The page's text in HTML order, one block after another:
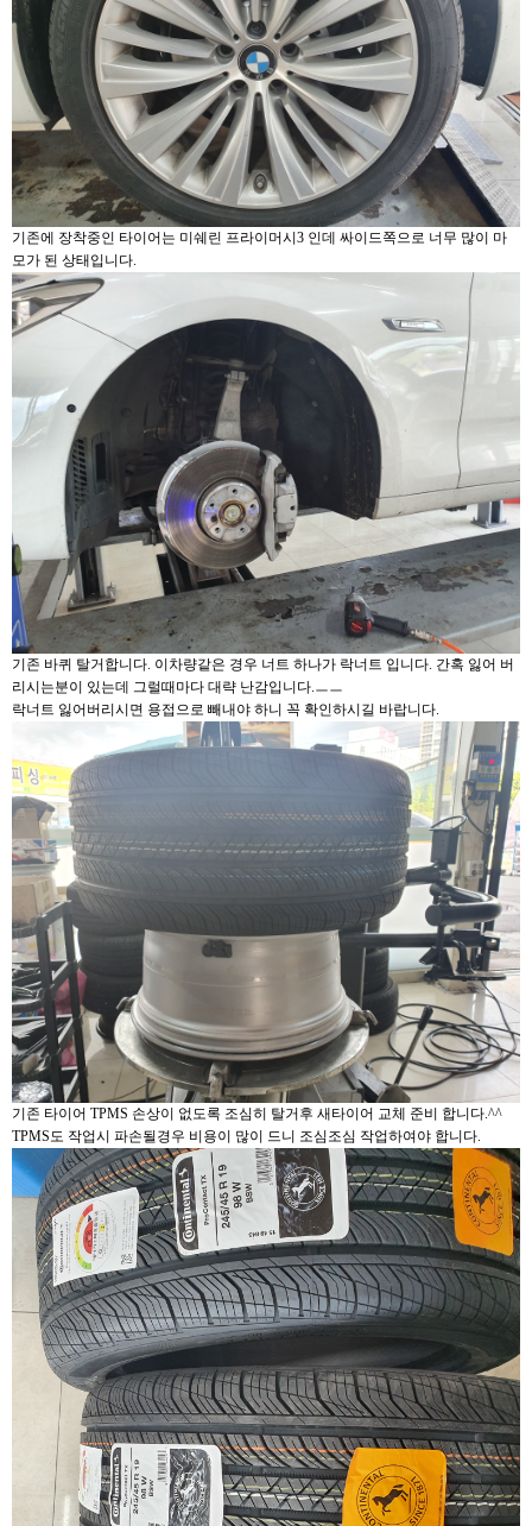
기존에 장착중인 타이어는 미쉐린 프라이머시3 인데 싸이드쪽으로 너무 많이 마
모가 된 상태입니다.
기존 바퀴 탈거합니다. 이차량같은 경우 너트 하나가 락너트 입니다. 간혹 잃어 버
리시는분이 있는데 그럴때마다 대략 난감입니다.ㅡㅡ
락너트 잃어버리시면 용접으로 빼내야 하니 꼭 확인하시길 바랍니다.
기존 타이어 TPMS 손상이 없도록 조심히 탈거후 새타이어 교체 준비 합니다.^^
TPMS도 작업시 파손될경우 비용이 많이 드니 조심조심 작업하여야 합니다.